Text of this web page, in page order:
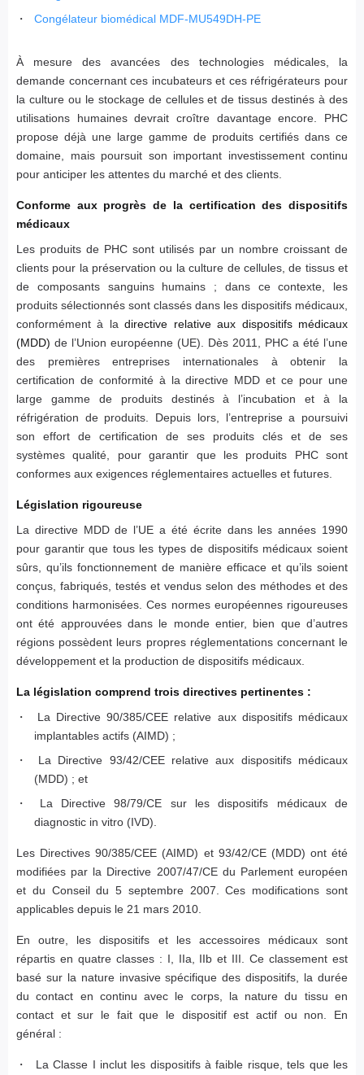
Congélateur biomédical MDF-MU549DH-PE
À mesure des avancées des technologies médicales, la
demande concernant ces incubateurs et ces réfrigérateurs pour
la culture ou le stockage de cellules et de tissus destinés à des
utilisations humaines devrait croître davantage encore. PHC
propose déjà une large gamme de produits certifiés dans ce
domaine, mais poursuit son important investissement continu
pour anticiper les attentes du marché et des clients.
Conforme aux progrès de la certification des dispositifs
médicaux
Les produits de PHC sont utilisés par un nombre croissant de
clients pour la préservation ou la culture de cellules, de tissus et
de composants sanguins humains ; dans ce contexte, les
produits sélectionnés sont classés dans les dispositifs médicaux,
conformément à ladirective relative aux dispositifs médicaux
(MDD) de l’Union européenne (UE). Dès 2011, PHC a été l’une
des premières entreprises internationales à obtenir la
certification de conformité à la directive MDD et ce pour une
large gamme de produits destinés à l’incubation et à la
réfrigération de produits. Depuis lors, l’entreprise a poursuivi
son effort de certification de ses produits clés et de ses
systèmes qualité, pour garantir que les produits PHC sont
conformes aux exigences réglementaires actuelles et futures.
Législation rigoureuse
La directive MDD de l’UE a été écrite dans les années 1990
pour garantir que tous les types de dispositifs médicaux soient
sûrs, qu’ils fonctionnement de manière efficace et qu’ils soient
conçus, fabriqués, testés et vendus selon des méthodes et des
conditions harmonisées. Ces normes européennes rigoureuses
ont été approuvées dans le monde entier, bien que d’autres
régions possèdent leurs propres réglementations concernant le
développement et la production de dispositifs médicaux.
La législation comprend trois directives pertinentes :
La Directive 90/385/CEE relative aux dispositifs médicaux
implantables actifs (AIMD) ;
La Directive 93/42/CEE relative aux dispositifs médicaux
(MDD) ; et
La Directive 98/79/CE sur les dispositifs médicaux de
diagnostic in vitro (IVD).
Les Directives 90/385/CEE (AIMD) et 93/42/CE (MDD) ont été
modifiées par la Directive 2007/47/CE du Parlement européen
et du Conseil du 5 septembre 2007. Ces modifications sont
applicables depuis le 21 mars 2010.
En outre, les dispositifs et les accessoires médicaux sont
répartis en quatre classes : I, IIa, IIb et III. Ce classement est
basé sur la nature invasive spécifique des dispositifs, la durée
du contact en continu avec le corps, la nature du tissu en
contact et sur le fait que le dispositif est actif ou non. En
général :
La Classe I inclut les dispositifs à faible risque, tels que les